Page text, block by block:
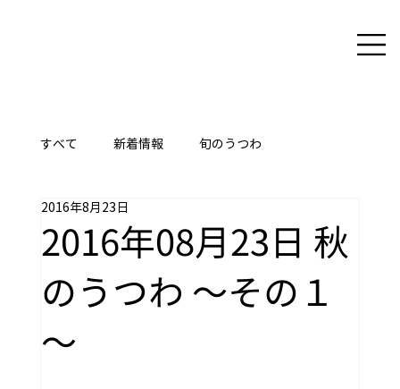
すべて 新着情報 旬のうつわ
ここに技あり
2016年08月23日 秋
のうつわ ～その１
～
2016年8月23日